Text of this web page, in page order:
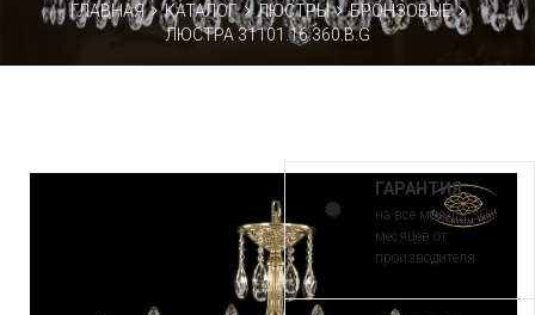
ГЛАВНАЯ КАТАЛОГ ЛЮСТРЫ
БРОНЗОВЫЕ
ЛЮСТРА 31101.16.360.B.G
ГАРАНТИЯ
на все модели 30
месяцев от
производителя